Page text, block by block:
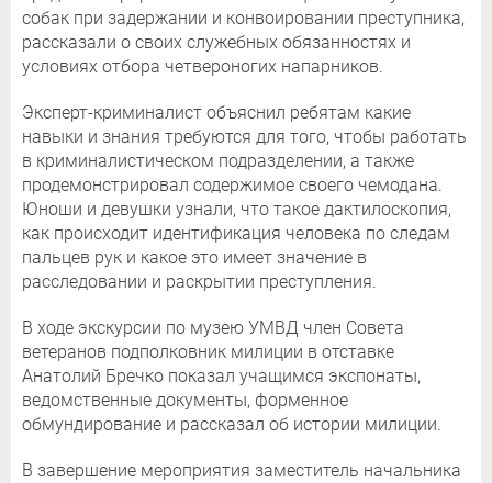
собак при задержании и конвоировании преступника,
рассказали о своих служебных обязанностях и
условиях отбора четвероногих напарников.
Эксперт-криминалист объяснил ребятам какие
навыки и знания требуются для того, чтобы работать
в криминалистическом подразделении, а также
продемонстрировал содержимое своего чемодана.
Юноши и девушки узнали, что такое дактилоскопия,
как происходит идентификация человека по следам
пальцев рук и какое это имеет значение в
расследовании и раскрытии преступления.
В ходе экскурсии по музею УМВД член Совета
ветеранов подполковник милиции в отставке
Анатолий Бречко показал учащимся экспонаты,
ведомственные документы, форменное
обмундирование и рассказал об истории милиции.
В завершение мероприятия заместитель начальника